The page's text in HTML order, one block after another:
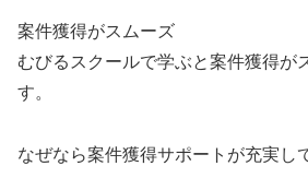
案件獲得がスムーズ
むびるスクールで学ぶと案件獲得が
す。
なぜなら案件獲得サポートが充実し